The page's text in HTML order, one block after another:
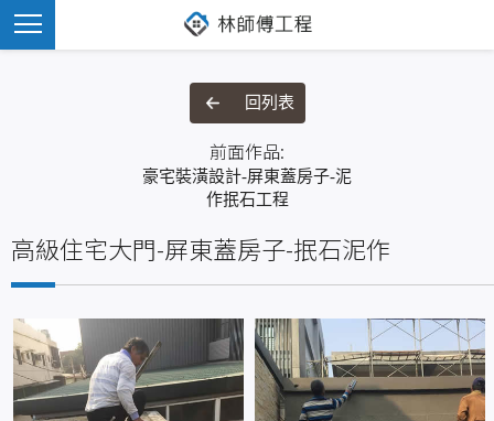
回列表
前面作品:
豪宅裝潢設計-屏東蓋房子-泥
作抿石工程
高級住宅大門-屏東蓋房子-抿石泥作